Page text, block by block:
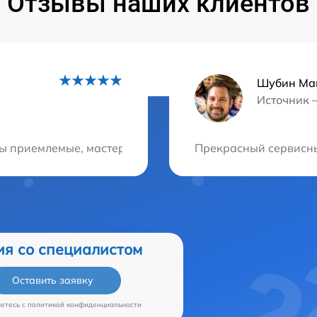
приемлемые, мастера вежливые и грамотные.
Шубин
Источник
Прекрасный
со специалистом
Оставить заявку
c политикой конфиденциальности